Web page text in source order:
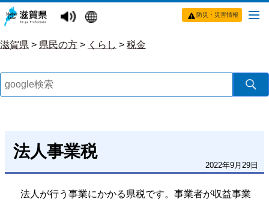
防災・災害情報
滋賀県 > 県民の方 > くらし > 税金
法人事業税
2022年9月29日
法人が行う事業にかかる県税です。事業者が収益事業